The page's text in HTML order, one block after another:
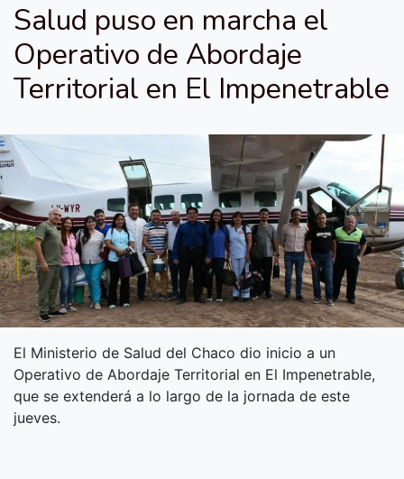
Salud puso en marcha el
Operativo de Abordaje
Territorial en El Impenetrable
El Ministerio de Salud del Chaco dio inicio a un
Operativo de Abordaje Territorial en El Impenetrable,
que se extenderá a lo largo de la jornada de este
jueves.